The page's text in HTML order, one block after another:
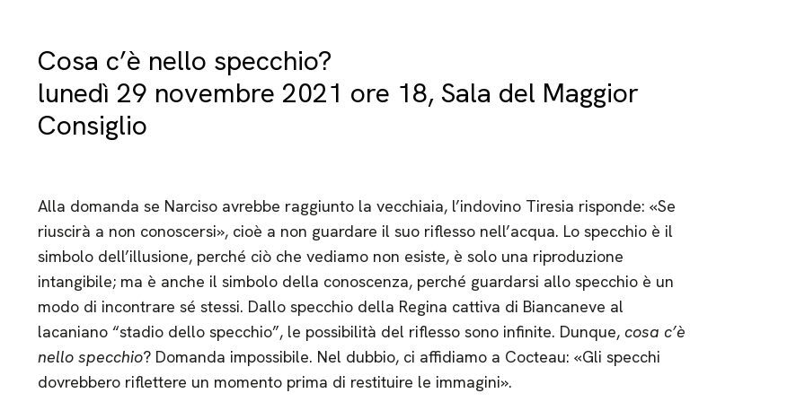
Cosa c’è nello specchio?
lunedì 29 novembre 2021 ore 18, Sala del Maggior
Consiglio
Alla domanda se Narciso avrebbe raggiunto la vecchiaia, l’indovino Tiresia risponde: «Se
riuscirà a non conoscersi», cioè a non guardare il suo riflesso nell’acqua. Lo specchio è il
simbolo dell’illusione, perché ciò che vediamo non esiste, è solo una riproduzione
intangibile; ma è anche il simbolo della conoscenza, perché guardarsi allo specchio è un
modo di incontrare sé stessi. Dallo specchio della Regina cattiva di Biancaneve al
lacaniano “stadio dello specchio”, le possibilità del riflesso sono infinite. Dunque, cosa c’è
nello specchio? Domanda impossibile. Nel dubbio, ci affidiamo a Cocteau: «Gli specchi
dovrebbero riflettere un momento prima di restituire le immagini».